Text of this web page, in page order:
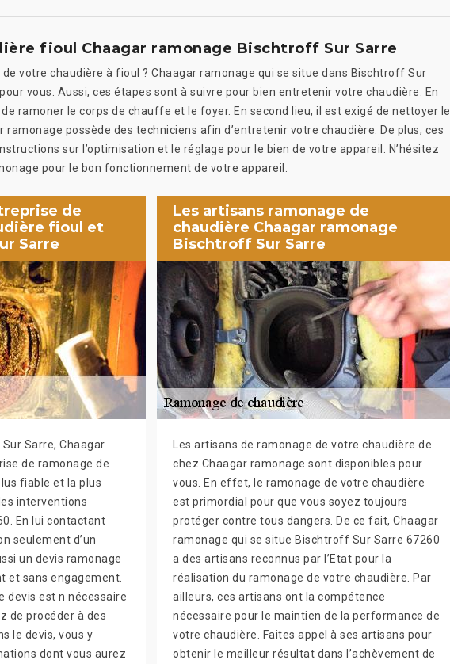
fioul Chaagar ramonage Bischtroff Sur Sarre
votre chaudière à fioul ? Chaagar ramonage qui se situe dans Bischtroff Sur
vous. Aussi, ces étapes sont à suivre pour bien entretenir votre chaudière. En
ramoner le corps de chauffe et le foyer. En second lieu, il est exigé de nettoyer le
ramonage possède des techniciens afin d’entretenir votre chaudière. De plus, ces
sur l’optimisation et le réglage pour le bien de votre appareil. N’hésitez
pour le bon fonctionnement de votre appareil.
de
fioul et
Sarre
Sarre, Chaagar
de ramonage de
fiable et la plus
interventions
En lui contactant
seulement d’un
un devis ramonage
et sans engagement.
devis est n nécessaire
de procéder à des
le devis, vous y
dont vous aurez
Les artisans ramonage de
chaudière Chaagar ramonage
Bischtroff Sur Sarre
Les artisans de ramonage de votre chaudière de
chez Chaagar ramonage sont disponibles pour
vous. En effet, le ramonage de votre chaudière
est primordial pour que vous soyez toujours
protéger contre tous dangers. De ce fait, Chaagar
ramonage qui se situe Bischtroff Sur Sarre 67260
a des artisans reconnus par l’Etat pour la
réalisation du ramonage de votre chaudière. Par
ailleurs, ces artisans ont la compétence
nécessaire pour le maintien de la performance de
votre chaudière. Faites appel à ses artisans pour
obtenir le meilleur résultat dans l’achèvement de